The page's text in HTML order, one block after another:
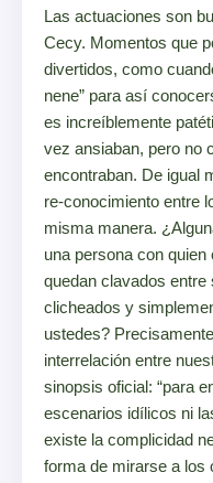
Las actuaciones son
Cecy. Momentos que
divertidos, como
nene” para así
es increíblemente
vez ansiaban, pero no
encontraban. De igual
re-conocimiento entre
misma manera.
una persona con
quedan clavados
clicheados y
ustedes?
interrelación entre
sinopsis oficial: “para
escenarios idílicos ni
existe la complicidad
forma de mirarse a los